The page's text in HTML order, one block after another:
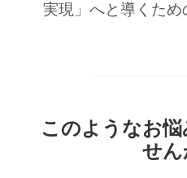
実現」へと導くため
このようなお
せん